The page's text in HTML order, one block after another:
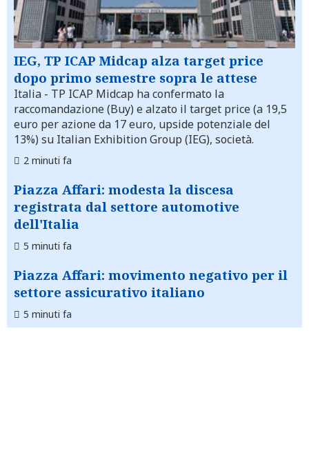
IEG, TP ICAP Midcap alza target price
dopo primo semestre sopra le attese
Italia - TP ICAP Midcap ha confermato la
raccomandazione (Buy) e alzato il target price (a 19,5
euro per azione da 17 euro, upside potenziale del
13%) su Italian Exhibition Group (IEG), società.
2 minuti fa
Piazza Affari: modesta la discesa
registrata dal settore automotive
dell'Italia
5 minuti fa
Piazza Affari: movimento negativo per il
settore assicurativo italiano
5 minuti fa